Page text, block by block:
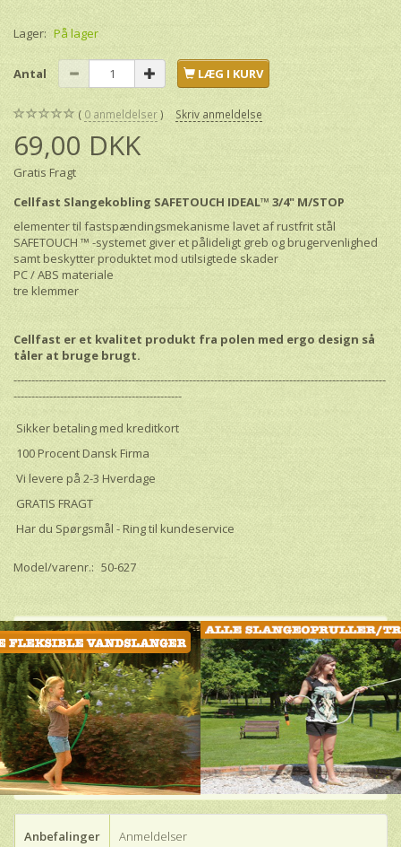
Lager: På lager
Antal LÆG I KURV
0 anmeldelser Skriv anmeldelse
69,00 DKK
Gratis Fragt
Cellfast Slangekobling SAFETOUCH IDEAL™ 3/4" M/STOP
elementer til fastspændingsmekanisme lavet af rustfrit stål
SAFETOUCH ™ -systemet giver et pålideligt greb og brugervenlighed
samt beskytter produktet mod utilsigtede skader
PC / ABS materiale
tre klemmer
Cellfast er et kvalitet produkt fra polen med ergo design så
tåler at bruge brugt.
--------------------------------------------------------------------------------------------------------
-----------------------------------------------
Sikker betaling med kreditkort
100 Procent Dansk Firma
Vi levere på 2-3 Hverdage
GRATIS FRAGT
Har du Spørgsmål - Ring til kundeservice
Model/varenr.: 50-627
Anbefalinger Anmeldelser